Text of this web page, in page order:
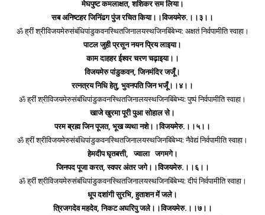
मेघपुष्ट कमलाक्षत, शशिकर सम लिया।
सब अनिष्टहर जिनिंढग पुंज रचित किया।।विजयमेरु.।।३।।
ॐ ह्रीं श्रीविजयमेरुसंबंधिपांडुकवनस्थितजिनालयस्थजिनबिंबेभ्य: अक्षतं निर्वपामीति स्वाहा।
पाटल जुही प्रसून नयन प्रिय लाइया।
काम दाहहर ईश्वर चरण चढ़ाइया।।
विजयमेरु पांडुकवन, जिनमंदिर जजूँ।
रत्नत्रय निधि हेतु, भुवनपति जिन भजूँ।।४।।
ॐ ह्रीं श्रीविजयमेरुसंबंधिपांडुकवनस्थितजिनालयस्थजिनबिंबेभ्य: पुष्पं निर्वपामीति स्वाहा।
खाजे खुरमा पूरी पुआ सोहाल से।
परम ब्रह्म जिन पूजत, भूख व्यथा नशे।।विजयमेरु.।।५।।
ॐ ह्रीं श्रीविजयमेरुसंबंधिपांडुकवनस्थितजिनालयस्थजिनबिंबेभ्य: नैवेद्यं निर्वपामीति स्वाहा।
हेमदीप घृतबत्ती, ज्वाला जगमगे।
जिनपद पूजा करत, स्वपर अंतर जगे।।विजयमेरु.।।६।।
ॐ ह्रीं श्रीविजयमेरुसंबंधिपांडुकवनस्थितजिनालयस्थजिनबिंबेभ्य: दीपं निर्वपामीति स्वाहा।
धूप दशांगी सुरभि, हुताशन में जले।
त्रिजगदेव महदेव, निकट अघरिपु जले।।विजयमेरु.।।७।।